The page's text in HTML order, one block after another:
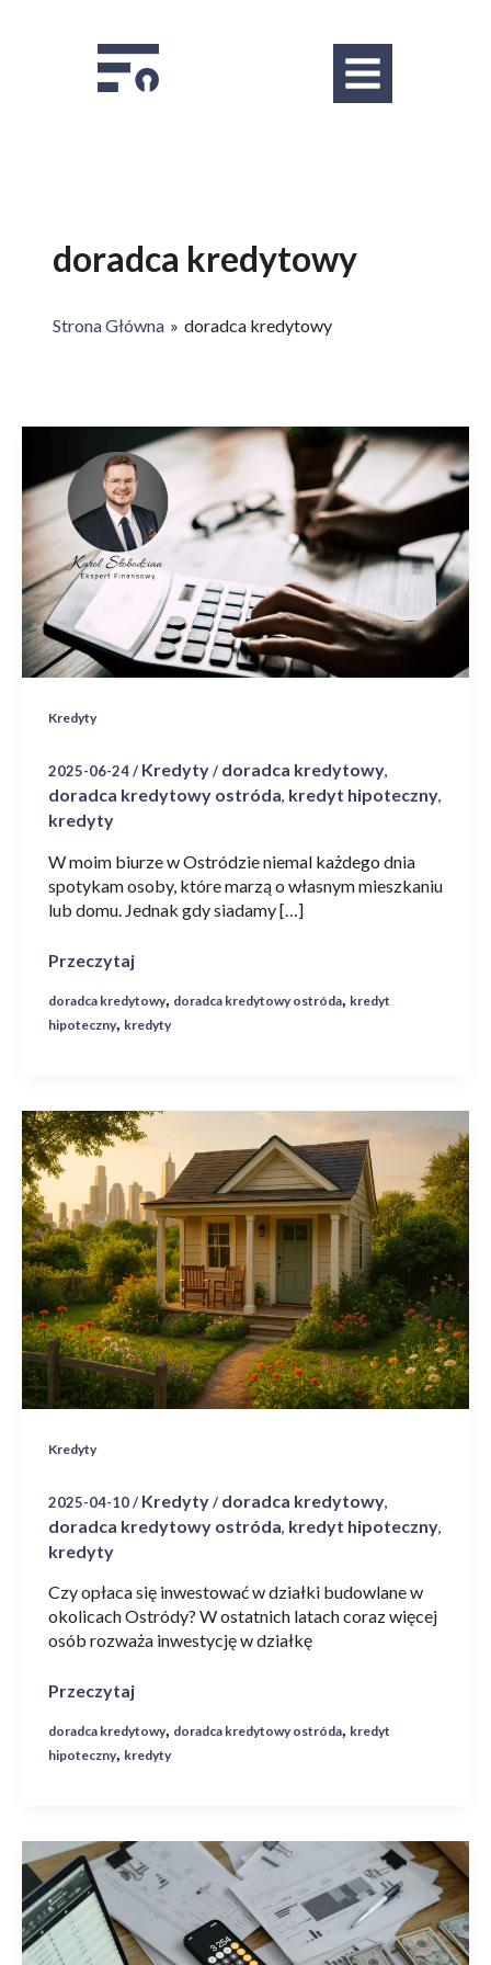
Menu
doradca kredytowy
Strona Główna doradca kredytowy
Kredyty
2025-06-24/ Kredyty/ doradca kredytowy,
doradca kredytowy ostróda, kredyt hipoteczny,
kredyty
W moim biurze w Ostródzie niemal każdego dnia
spotykam osoby, które marzą o własnym mieszkaniu
lub domu. Jednak gdy siadamy […]
zwiększyć
swoją
zdolność
kredytową?
rzeczy,
dzięki
którym
dostaniesz
kredyt
Przeczytaj
doradca kredytowy, doradca kredytowy ostróda, kredyt
hipoteczny, kredyty
Kredyty
2025-04-10/ Kredyty/ doradca kredytowy,
doradca kredytowy ostróda, kredyt hipoteczny,
kredyty
Czy opłaca się inwestować w działki budowlane w
okolicach Ostródy? W ostatnich latach coraz więcej
osób rozważa inwestycję w działkę
Czy
opłaca
się
inwestować
w
działki
budowlane
w
okolicach
Ostródy?
Przeczytaj
doradca kredytowy, doradca kredytowy ostróda, kredyt
hipoteczny, kredyty
Jak
przygotować
się
do
kredytu